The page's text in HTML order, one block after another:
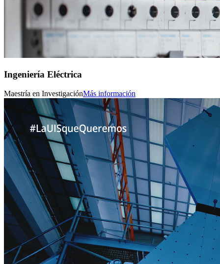
Ingeniería Eléctrica
Maestría en InvestigaciónMás información